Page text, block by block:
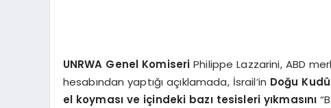
UNRWA Genel Komiseri Philippe Lazzarini, ABD
hesabından yaptığı açıklamada, İsrail’in Doğu
el koyması ve içindeki bazı tesisleri yıkmasını